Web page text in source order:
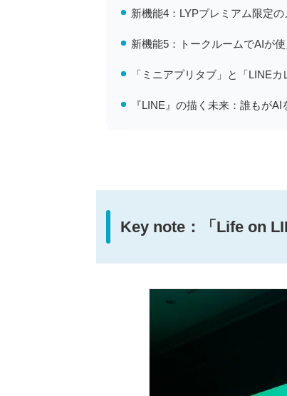
新機能4：LYPプレミアム限定
新機能5：トークルームでAIが
「ミニアプリタブ」と「LINE
『LINE』の描く未来：誰もが
Key note：「Life on